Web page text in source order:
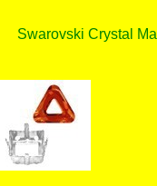
Swarovski Crystal